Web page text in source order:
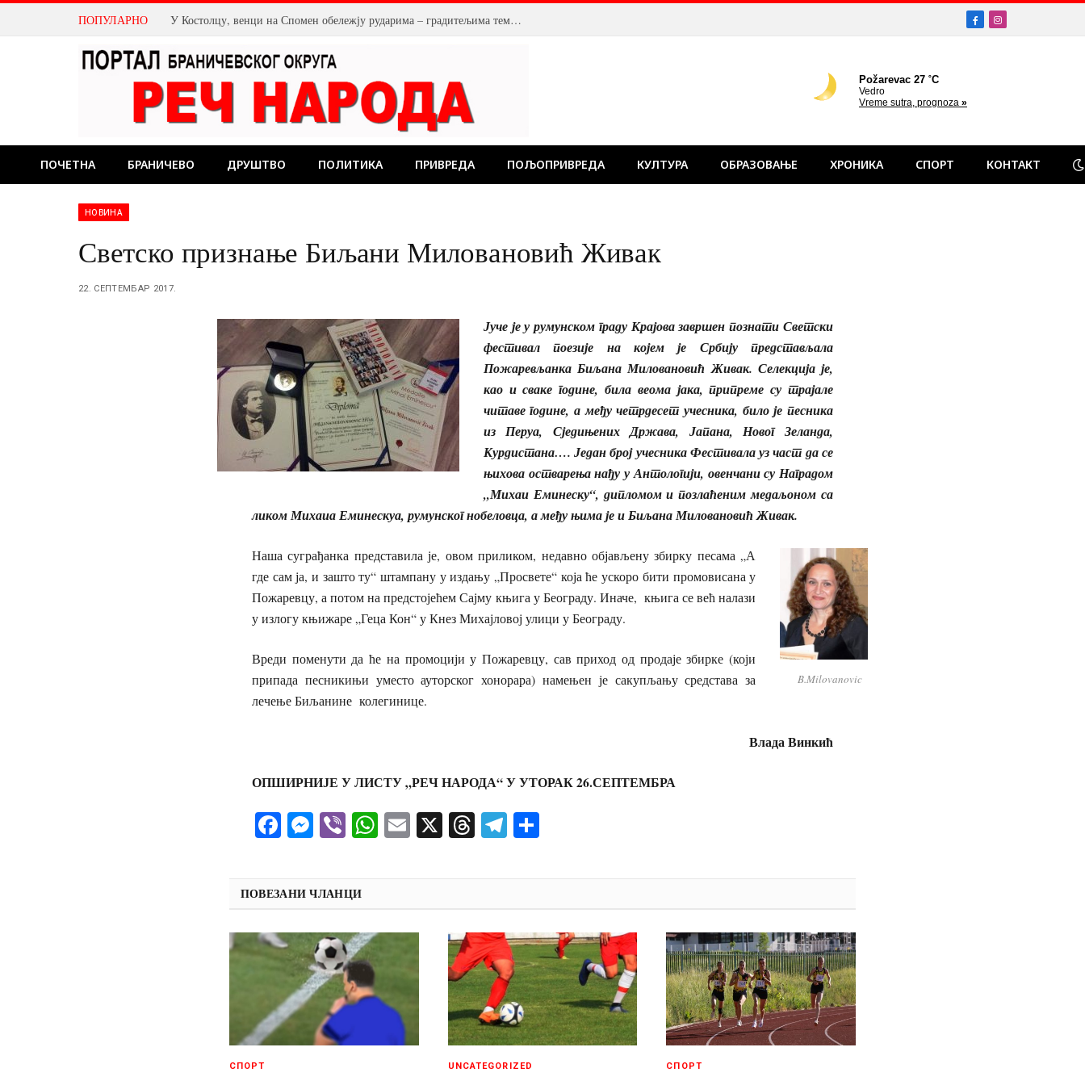
ПОПУЛАРНО У Костолцу, венци на Спомен обележју рударима – градитељима темеља будућности FacebookInstagram
ПОЧЕТНА БРАНИЧЕВО ДРУШТВО ПОЛИТИКА ПРИВРЕДА ПОЉОПРИВРЕДА КУЛТУРА ОБРАЗОВАЊЕ ХРОНИКА СПОРТ КОНТАКТ
НОВИНА
Светско признање Биљани Миловановић Живак
22. СЕПТЕМБАР 2017.
Јуче је у румунском граду Крајова завршен познати Светски
фестивал поезије на којем је Србију представљала
Пожаревљанка Биљана Миловановић Живак. Селекција је,
као и сваке године, била веома јака, припреме су трајале
читаве године, а међу четрдесет учесника, било је песника
из Перуа, Сједињених Држава, Јапана, Новог Зеланда,
Курдистана…. Један број учесника Фестивала уз част да се
њихова остварења нађу у Антологији, овенчани су Наградом
„Михаи Еминеску“, дипломом и позлаћеним медаљоном са
ликом Михаиа Еминескуа, румунског нобеловца, а међу њима је и Биљана Миловановић Живак.
B.Milovanovic
Наша суграђанка представила је, овом приликом, недавно објављену збирку песама „А
где сам ја, и зашто ту“ штампану у издању „Просвете“ која ће ускоро бити промовисана у
Пожаревцу, а потом на предстојећем Сајму књига у Београду. Иначе, књига се већ налази
у излогу књижаре „Геца Кон“ у Кнез Михајловој улици у Београду.
Вреди поменути да ће на промоцији у Пожаревцу, сав приход од продаје збирке (који
припада песникињи уместо ауторског хонорара) намењен је сакупљању средстава за
лечење Биљанине колегинице.
Влада Винкић
ОПШИРНИЈЕ У ЛИСТУ „РЕЧ НАРОДА“ У УТОРАК 26.СЕПТЕМБРА
Facebook
Messenger
ViberWhatsApp
Email
X ThreadsTelegram
ПОВЕЗАНИ ЧЛАНЦИ
СПОРТ UNCATEGORIZED СПОРТ